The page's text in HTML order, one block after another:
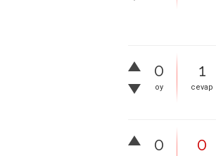
0
oy
1
cevap
0 0